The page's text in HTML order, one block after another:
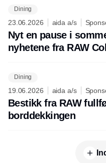
Dining
23.06.2026 aida a/s
Nyt en pause i
nyhetene fra RAW
Dining
19.06.2026 aida a/s
Bestikk fra RAW
borddekkingen